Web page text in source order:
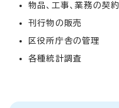
物品、工事、業務の契約
刊行物の販売
区役所庁舎の管理
各種統計調査